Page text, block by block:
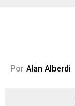
Por Alan Alberdi